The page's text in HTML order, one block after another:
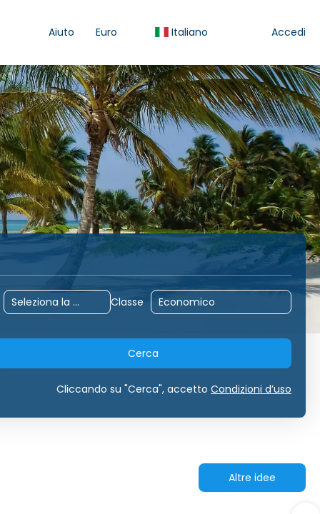
Aiuto Euro Italiano Accedi
Trasferimenti Pacchetti Noleggio
Classe
Cerca
Cliccando su "Cerca", accetto Condizioni d’uso
Altre idee